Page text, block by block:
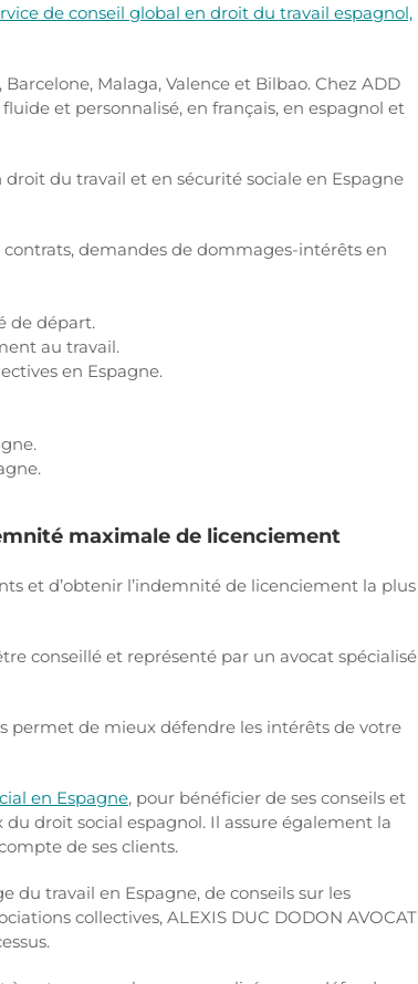
de conseil global en droit du travail espagnol,
Malaga, Valence et Bilbao. Chez ADD
et personnalisé, en français, en espagnol et
du travail et en sécurité sociale en Espagne
demandes de dommages-intérêts en
de départ.
au travail.
en Espagne.
maximale de licenciement
et d’obtenir l’indemnité de licenciement la plus
conseillé et représenté par un avocat spécialisé
permet de mieux défendre les intérêts de votre
en Espagne, pour bénéficier de ses conseils et
droit social espagnol. Il assure également la
de ses clients.
du travail en Espagne, de conseils sur les
collectives, ALEXIS DUC DODON AVOCAT